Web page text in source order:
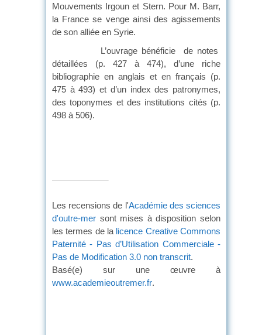
Mouvements Irgoun et Stern. Pour M. Barr,
la France se venge ainsi des agissements
de son alliée en Syrie.
L’ouvrage bénéficie de notes
détaillées (p. 427 à 474), d’une riche
bibliographie en anglais et en français (p.
475 à 493) et d’un index des patronymes,
des toponymes et des institutions cités (p.
498 à 506).
Les recensions de l'Académie des sciences
d'outre-mer sont mises à disposition selon
les termes de la licence Creative Commons
Paternité - Pas d’Utilisation Commerciale -
Pas de Modification 3.0 non transcrit.
Basé(e) sur une œuvre à
www.academieoutremer.fr.